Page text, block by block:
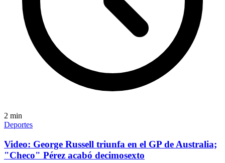
2 min
Deportes
Video: George Russell triunfa en el GP de Australia;
"Checo" Pérez acabó decimosexto